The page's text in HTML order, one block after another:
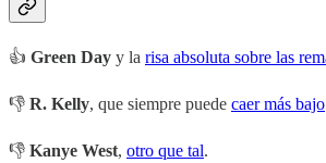
👍 Green Day y la risa absoluta sobre las
👎 R. Kelly, que siempre puede caer más bajo
👎 Kanye West, otro que tal.